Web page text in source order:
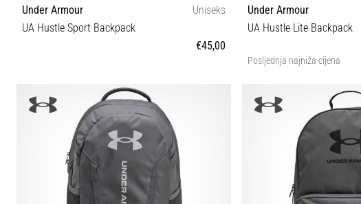
Under Armour
Uniseks
UA Hustle Sport Backpack
€45,00
OSFA
Under Armour
UA Hustle Lite Backpack
Posljednja najniža cijena
OSFM